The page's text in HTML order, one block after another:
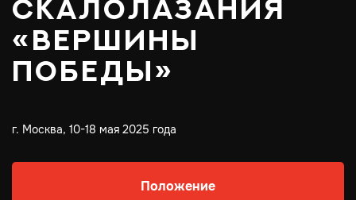
скалолазания
«Вершины
Победы»
г. Москва, 10-18 мая 2025 года
Положение